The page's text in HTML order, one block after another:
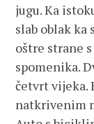
jugu. Ka
slab oblak ka
oštre strane
spomenika.
četvrt vijeka.
natkrivenim